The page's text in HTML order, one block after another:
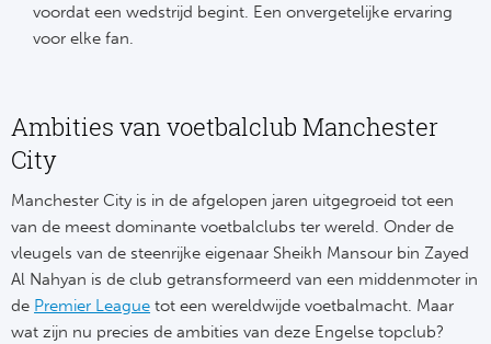
voordat een wedstrijd begint. Een onvergetelijke ervaring
voor elke fan.
Ambities van voetbalclub Manchester
City
Manchester City is in de afgelopen jaren uitgegroeid tot een
van de meest dominante voetbalclubs ter wereld. Onder de
vleugels van de steenrijke eigenaar Sheikh Mansour bin Zayed
Al Nahyan is de club getransformeerd van een middenmoter in
de Premier League tot een wereldwijde voetbalmacht. Maar
wat zijn nu precies de ambities van deze Engelse topclub?